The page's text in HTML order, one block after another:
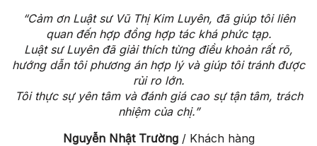
“Cảm ơn Luật sư Vũ Thị Kim Luyên, đã giúp tôi liên
quan đến hợp đồng hợp tác khá phức tạp.
Luật sư Luyên đã giải thích từng điều khoản rất rõ,
hướng dẫn tôi phương án hợp lý và giúp tôi tránh được
rủi ro lớn.
Tôi thực sự yên tâm và đánh giá cao sự tận tâm, trách
nhiệm của chị.”
Nguyễn Nhật Trường / Khách hàng